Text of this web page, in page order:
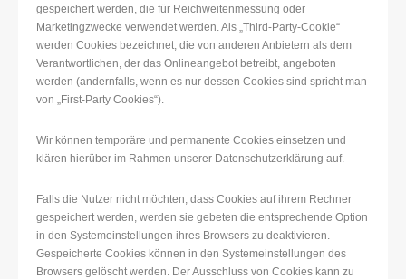
gespeichert werden, die für Reichweitenmessung oder
Marketingzwecke verwendet werden. Als „Third-Party-Cookie“
werden Cookies bezeichnet, die von anderen Anbietern als dem
Verantwortlichen, der das Onlineangebot betreibt, angeboten
werden (andernfalls, wenn es nur dessen Cookies sind spricht man
von „First-Party Cookies“).
Wir können temporäre und permanente Cookies einsetzen und
klären hierüber im Rahmen unserer Datenschutzerklärung auf.
Falls die Nutzer nicht möchten, dass Cookies auf ihrem Rechner
gespeichert werden, werden sie gebeten die entsprechende Option
in den Systemeinstellungen ihres Browsers zu deaktivieren.
Gespeicherte Cookies können in den Systemeinstellungen des
Browsers gelöscht werden. Der Ausschluss von Cookies kann zu